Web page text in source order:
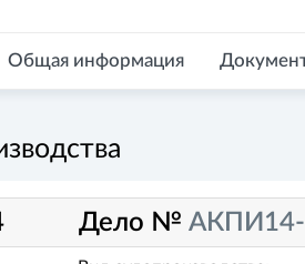
Общая информация
Дело №